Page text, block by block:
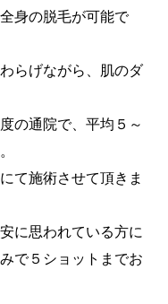
身の脱毛が可能で
らげながら、肌のダ
の通院で、平均５～
て施術させて頂きま
に思われている方に
で５ショットまでお